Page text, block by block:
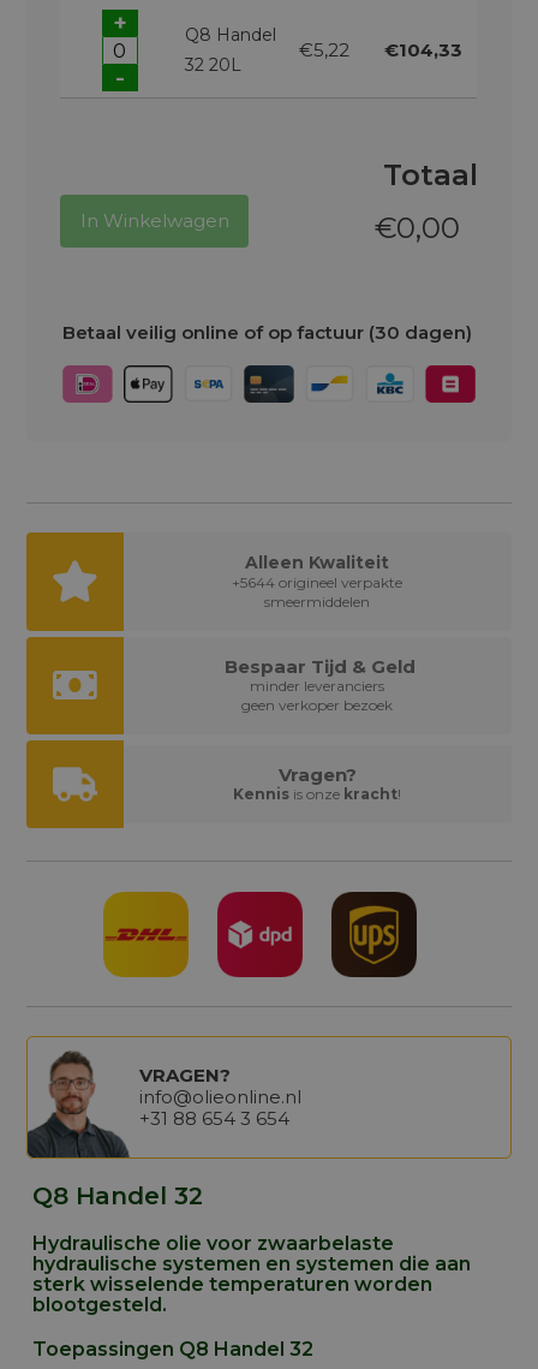
-
+
Q8 Handel
32 20L
€5,22 €104,33
Totaal
€0,00
In Winkelwagen
Betaal veilig online of op factuur (30 dagen)
Alleen Kwaliteit
+5644 origineel verpakte
smeermiddelen
Bespaar Tijd & Geld
minder leveranciers
geen verkoper bezoek
Vragen?
Kennis is onze kracht!
VRAGEN?
info@olieonline.nl
+31 88 654 3 654
Q8 Handel 32
Hydraulische olie voor zwaarbelaste
hydraulische systemen en systemen die aan
sterk wisselende temperaturen worden
blootgesteld.
Toepassingen Q8 Handel 32